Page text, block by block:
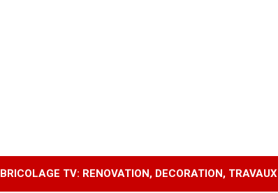
BRICOLAGE TV: RENOVATION, DECORATION, TRAVAUX